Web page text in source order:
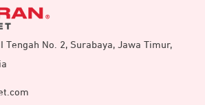
Tengah No. 2, Surabaya, Jawa Timur,